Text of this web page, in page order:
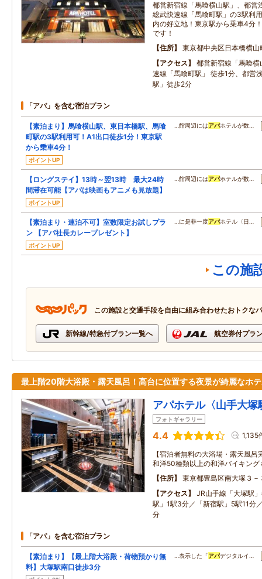
都営新宿線「馬喰横山駅」、都営
総武快速線「馬喰町駅」の3駅利
内の好立地！東京駅から乗車4分
です！
住所
東京都中央区日本橋横山
アクセス
都営新宿線「馬喰
速線「馬喰町駅」 徒歩1分、都営
駅」徒歩2分
「アパ」を含む宿泊プラン
【素泊まり】馬喰横山駅、東日本橋駅、馬喰
町駅の3駅利用可！A1出口徒歩1分！東京駅
から乗車4分！
ポイントUP
…館周辺にはアパホテルが数…
【ロングステイ】13時～翌13時 最大24時
間滞在可能【アパは映画もアニメも見放題】
ポイントUP
…館周辺にはアパホテルが数…
【素泊まり・連泊不可】室数限定お試しプラ
ン 【アパ社長カレープレゼント】
ポイントUP
…に是非一度アパホテル〈日…
この施
この施設と交通手段を自由に組み合わせたおトクな
新幹線/特急付プラン一覧へ 航空券付プラ
最上階20階大浴殿・露天風呂！高台に位置する夜景が綺麗なホ
アパホテル〈山手大塚
フォトギャラリー
4.4 1,135
【宿泊者無料の大浴場・露天風
和洋50種類以上の和洋バイキング
住所
東京都豊島区南大塚３－
アクセス
JR山手線「大塚駅
駅」1駅3分／「新宿駅」5駅11分
分
「アパ」を含む宿泊プラン
【素泊まり】【最上階大浴殿・荷物預かり無
料】大塚駅南口徒歩3分
…表示した「アパデジタルイ…